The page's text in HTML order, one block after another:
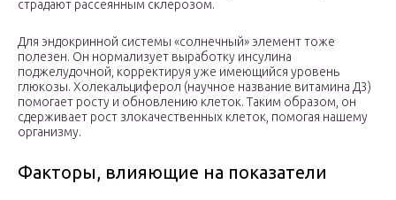
страдают рассеянным склерозом.
Для эндокринной системы «солнечный» элемент тоже
полезен. Он нормализует выработку инсулина
поджелудочной, корректируя уже имеющийся уровень
глюкозы. Холекальциферол (научное название витамина Д3)
помогает росту и обновлению клеток. Таким образом, он
сдерживает рост злокачественных клеток, помогая нашему
организму.
Факторы, влияющие на показатели